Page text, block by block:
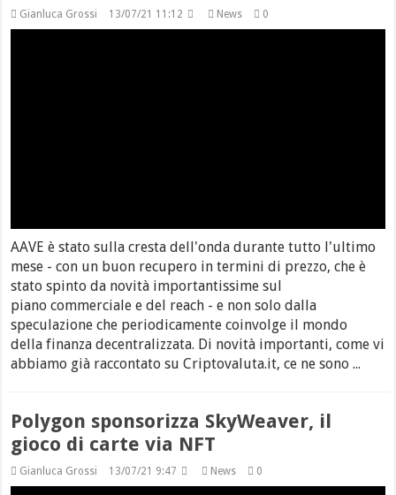
Gianluca Grossi 13/07/21 11:12 News 0
AAVE è stato sulla cresta dell'onda durante tutto l'ultimo
mese - con un buon recupero in termini di prezzo, che è
stato spinto da novità importantissime sul
piano commerciale e del reach - e non solo dalla
speculazione che periodicamente coinvolge il mondo
della finanza decentralizzata. Di novità importanti, come vi
abbiamo già raccontato su Criptovaluta.it, ce ne sono ...
Polygon sponsorizza SkyWeaver, il
gioco di carte via NFT
Gianluca Grossi 13/07/21 9:47 News 0